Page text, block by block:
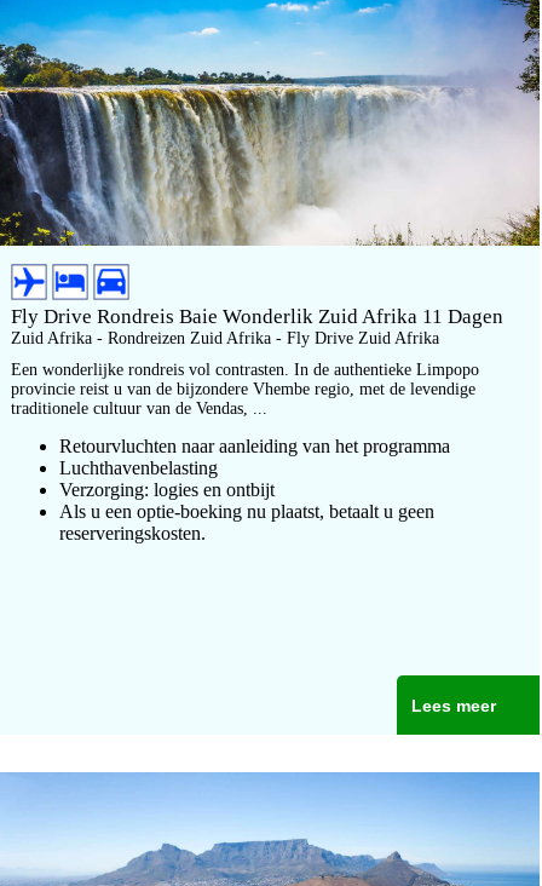
Fly Drive Rondreis Baie Wonderlik Zuid Afrika 11 Dagen
Zuid Afrika - Rondreizen Zuid Afrika - Fly Drive Zuid Afrika
Een wonderlijke rondreis vol contrasten. In de authentieke Limpopo
provincie reist u van de bijzondere Vhembe regio, met de levendige
traditionele cultuur van de Vendas, ...
Retourvluchten naar aanleiding van het programma
Luchthavenbelasting
Verzorging: logies en ontbijt
Als u een optie-boeking nu plaatst, betaalt u geen
reserveringskosten.
Lees meer